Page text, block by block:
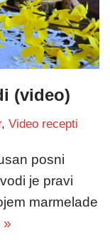
(video)
, Video recepti
posni
je pravi
marmelade
»